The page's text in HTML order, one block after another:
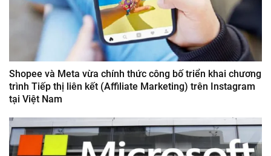
Shopee và Meta vừa chính thức công bố triển khai chương
trình Tiếp thị liên kết (Affiliate Marketing) trên Instagram
tại Việt Nam